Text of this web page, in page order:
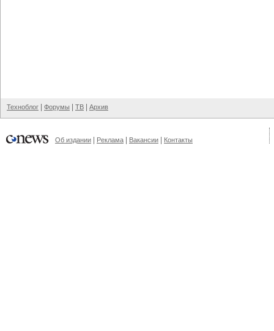
Техноблог Форумы ТВ Архив
Об издании Реклама Вакансии Контакты